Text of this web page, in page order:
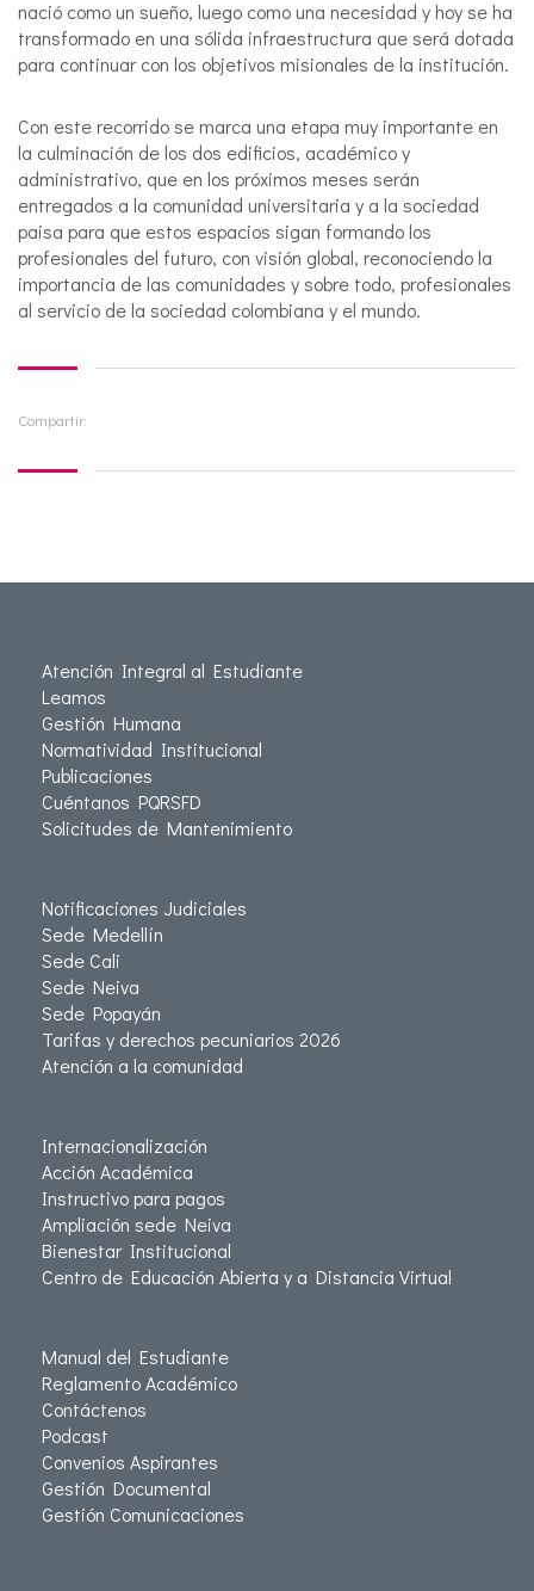
nació como un sueño, luego como una necesidad y hoy se ha
transformado en una sólida infraestructura que será dotada
para continuar con los objetivos misionales de la institución.
Con este recorrido se marca una etapa muy importante en
la culminación de los dos edificios, académico y
administrativo, que en los próximos meses serán
entregados a la comunidad universitaria y a la sociedad
paisa para que estos espacios sigan formando los
profesionales del futuro, con visión global, reconociendo la
importancia de las comunidades y sobre todo, profesionales
al servicio de la sociedad colombiana y el mundo.
Compartir:
Atención Integral al Estudiante
Leamos
Gestión Humana
Normatividad Institucional
Publicaciones
Cuéntanos PQRSFD
Solicitudes de Mantenimiento
Notificaciones Judiciales
Sede Medellín
Sede Cali
Sede Neiva
Sede Popayán
Tarifas y derechos pecuniarios 2026
Atención a la comunidad
Internacionalización
Acción Académica
Instructivo para pagos
Ampliación sede Neiva
Bienestar Institucional
Centro de Educación Abierta y a Distancia Virtual
Manual del Estudiante
Reglamento Académico
Contáctenos
Podcast
Convenios Aspirantes
Gestión Documental
Gestión Comunicaciones